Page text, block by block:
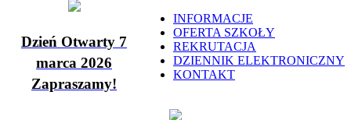
INFORMACJE
OFERTA SZKOŁY
REKRUTACJA
DZIENNIK ELEKTRONICZNY
KONTAKT
Dzień Otwarty 7
marca 2026
Zapraszamy!